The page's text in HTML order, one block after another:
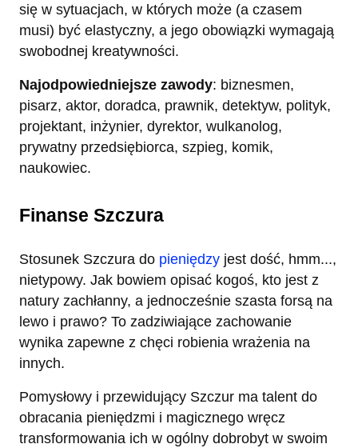
się w sytuacjach, w których może (a czasem
musi) być elastyczny, a jego obowiązki wymagają
swobodnej kreatywności.
Najodpowiedniejsze zawody: biznesmen,
pisarz, aktor, doradca, prawnik, detektyw, polityk,
projektant, inżynier, dyrektor, wulkanolog,
prywatny przedsiębiorca, szpieg, komik,
naukowiec.
Finanse Szczura
Stosunek Szczura do pieniędzy jest dość, hmm...,
nietypowy. Jak bowiem opisać kogoś, kto jest z
natury zachłanny, a jednocześnie szasta forsą na
lewo i prawo? To zadziwiające zachowanie
wynika zapewne z chęci robienia wrażenia na
innych.
Pomysłowy i przewidujący Szczur ma talent do
obracania pieniędzmi i magicznego wręcz
transformowania ich w ogólny dobrobyt w swoim